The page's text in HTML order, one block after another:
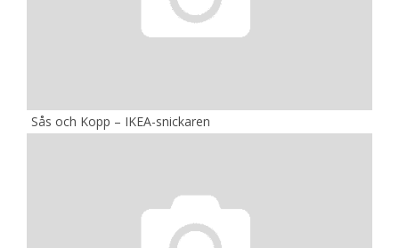
Sås och Kopp – IKEA-snickaren